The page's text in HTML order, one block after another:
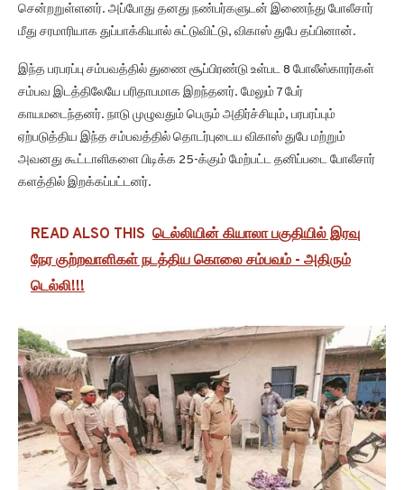
சென்றறுள்ளனர். அப்போது தனது நண்பர்களுடன் இணைந்து போலீசார்
மீது சரமாரியாக துப்பாக்கியால் சுட்டுவிட்டு, விகாஸ் துபே தப்பினான்.
இந்த பரபரப்பு சம்பவத்தில் துணை சூப்பிரண்டு உள்பட 8 போலீஸ்காரர்கள்
சம்பவ இடத்திலேயே பரிதாபமாக இறந்தனர். மேலும் 7 பேர்
காயமடைந்தனர். நாடு முழுவதும் பெரும் அதிர்ச்சியும், பரபரப்பும்
ஏற்படுத்திய இந்த சம்பவத்தில் தொடர்புடைய விகாஸ் துபே மற்றும்
அவனது கூட்டாளிகளை பிடிக்க 25-க்கும் மேற்பட்ட தனிப்படை போலீசார்
களத்தில் இறக்கப்பட்டனர்.
READ ALSO THIS டெல்லியின் கியாலா பகுதியில் இரவு
நேர குற்றவாளிகள் நடத்திய கொலை சம்பவம் - அதிரும்
டெல்லி!!!